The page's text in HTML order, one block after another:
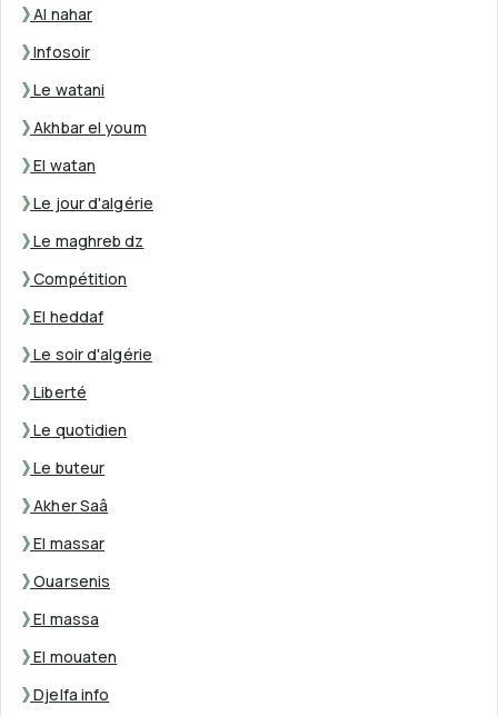
Al nahar
Infosoir
Le watani
Akhbar el youm
El watan
Le jour d'algérie
Le maghreb dz
Compétition
El heddaf
Le soir d'algérie
Liberté
Le quotidien
Le buteur
Akher Saâ
El massar
Ouarsenis
El massa
El mouaten
Djelfa info